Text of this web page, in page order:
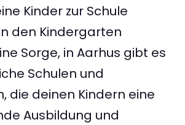
Kinder zur Schule
den Kindergarten
Sorge, in Aarhus gibt es
Schulen und
die deinen Kindern eine
Ausbildung und